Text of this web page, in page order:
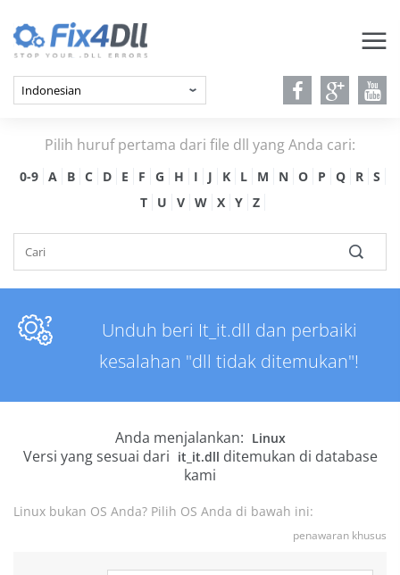
Pilih huruf pertama dari file dll yang Anda cari:
0-9 A B C D E F G H I J K L M N O P Q R
S
T
U V W X Y Z
Unduh beri It_it.dll dan perbaiki
kesalahan "dll tidak ditemukan"!
Anda menjalankan: Linux
Versi yang sesuai dari it_it.dll ditemukan di database
kami
Linux bukan OS Anda? Pilih OS Anda di bawah ini:
penawaran khusus